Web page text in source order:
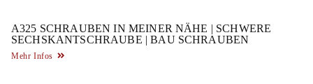
A325 SCHRAUBEN IN MEINER NÄHE | SCHWERE
SECHSKANTSCHRAUBE | BAU SCHRAUBEN
Mehr Infos